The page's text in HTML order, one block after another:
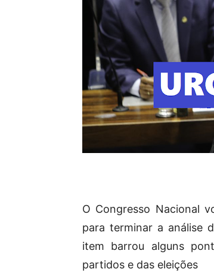
O Congresso Nacional
para terminar a análise
item barrou alguns
partidos e das eleições